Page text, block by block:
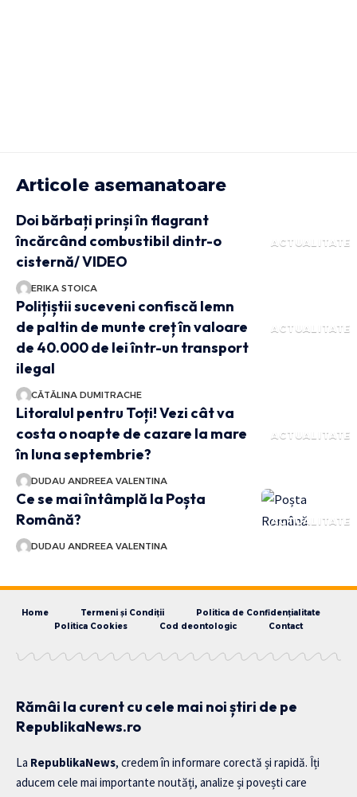
Articole asemanatoare
ACTUALITATE
Doi bărbați prinși în flagrant
încărcând combustibil dintr-o
cisternă/ VIDEO
ERIKA STOICA
ACTUALITATE
Polițiștii suceveni confiscă lemn
de paltin de munte creț în valoare
de 40.000 de lei într-un transport
ilegal
CĂTĂLINA DUMITRACHE
ACTUALITATE
Litoralul pentru Toți! Vezi cât va
costa o noapte de cazare la mare
în luna septembrie?
DUDAU ANDREEA VALENTINA
ACTUALITATE
Ce se mai întâmplă la Poșta
Română?
DUDAU ANDREEA VALENTINA
Home Termeni și Condiții
Politica de Confidențialitate
Politica Cookies
Cod deontologic Contact
Rămâi la curent cu cele mai noi știri de pe
RepublikaNews.ro
La RepublikaNews, credem în informare corectă și rapidă. Îți
aducem cele mai importante noutăți, analize și povești care